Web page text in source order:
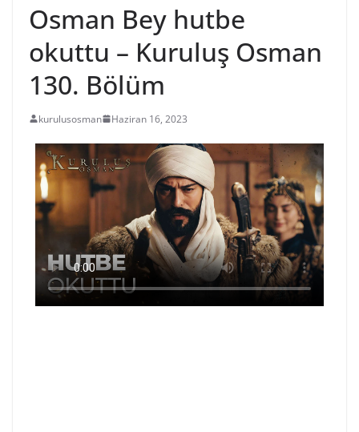
Osman Bey hutbe
okuttu – Kuruluş Osman
130. Bölüm
kurulusosman Haziran 16, 2023